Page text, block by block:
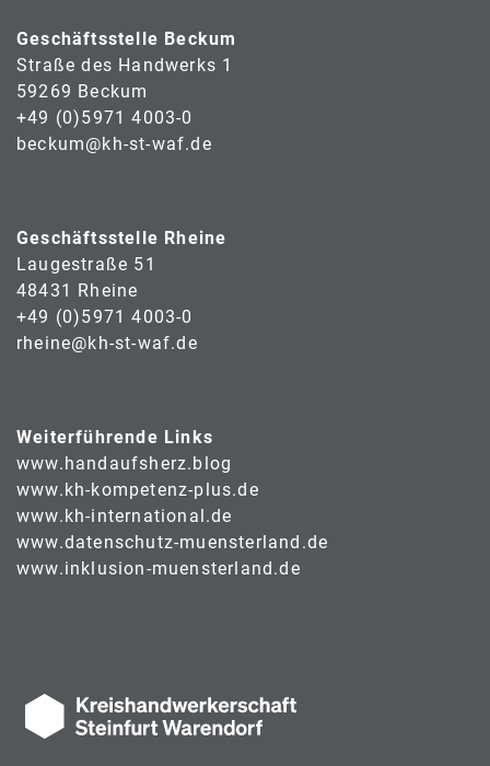
Geschäftsstelle Beckum
Straße des Handwerks 1
59269 Beckum
+49 (0)5971 4003-0
beckum@kh-st-waf.de
Geschäftsstelle Rheine
Laugestraße 51
48431 Rheine
+49 (0)5971 4003-0
rheine@kh-st-waf.de
Weiterführende Links
www.handaufsherz.blog
www.kh-kompetenz-plus.de
www.kh-international.de
www.datenschutz-muensterland.de
www.inklusion-muensterland.de